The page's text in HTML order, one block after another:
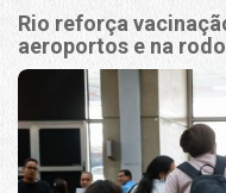
Rio reforça
aeroportos e na